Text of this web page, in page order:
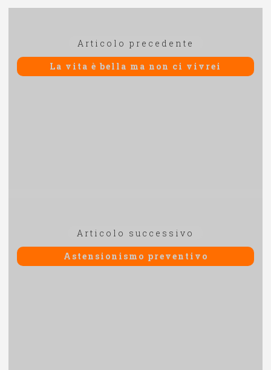
Articolo precedente
precedente:
La vita è bella ma non ci vivrei
Articolo successivo
Astensionismo preventivo